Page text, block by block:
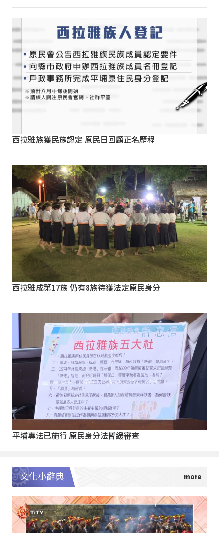
西拉雅族獲民族認定 原民日回顧正名歷程
西拉雅成第17族 仍有8族待獲法定原民身分
平埔專法已施行 原民身分法暫緩審查
文化小辭典